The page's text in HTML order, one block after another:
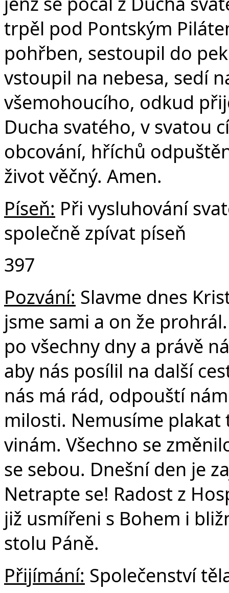
trpěl pod Pontským
pohřben, sestoupil do
vstoupil na nebesa, sedí
všemohoucího, odkud
Ducha svatého, v svatou
obcování, hříchů
život věčný. Amen.
Píseň: Při vysluhování
společně zpívat píseň
397
Pozvání: Slavme dnes
jsme sami a on že
po všechny dny a právě
aby nás posílil na další
nás má rád, odpouští
milosti. Nemusíme plakat
vinám. Všechno se
se sebou. Dnešní den je
Netrapte se! Radost z
již usmířeni s Bohem i
stolu Páně.
Přijímání: Společenství